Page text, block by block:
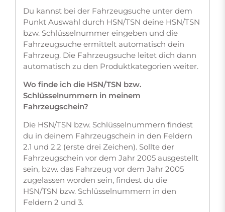
Du kannst bei der Fahrzeugsuche unter dem
Punkt Auswahl durch HSN/TSN deine HSN/TSN
bzw. Schlüsselnummer eingeben und die
Fahrzeugsuche ermittelt automatisch dein
Fahrzeug. Die Fahrzeugsuche leitet dich dann
automatisch zu den Produktkategorien weiter.
Wo finde ich die HSN/TSN bzw.
Schlüsselnummern in meinem
Fahrzeugschein?
Die HSN/TSN bzw. Schlüsselnummern findest
du in deinem Fahrzeugschein in den Feldern
2.1 und 2.2 (erste drei Zeichen). Sollte der
Fahrzeugschein vor dem Jahr 2005 ausgestellt
sein, bzw. das Fahrzeug vor dem Jahr 2005
zugelassen worden sein, findest du die
HSN/TSN bzw. Schlüsselnummern in den
Feldern 2 und 3.